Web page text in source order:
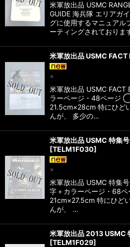
米軍放出品 USMC
GUIDE 海兵隊 エリアガ
グに使用するマニュアル
ーティングされておりま
米軍放出品 USMC FACT
×
米軍放出品 USMC FACT
ラーページ・48ページ
21.5cm×28cm 特にひど
んが、 多少の…
米軍放出品 USMC 特集
[TELM1F030]
×
米軍放出品 USMC 特集
字＋カラーページ・68
21cm×27.5cm 特にひど
んが、 …
米軍放出品 2013 USMC
[TELM1F029]